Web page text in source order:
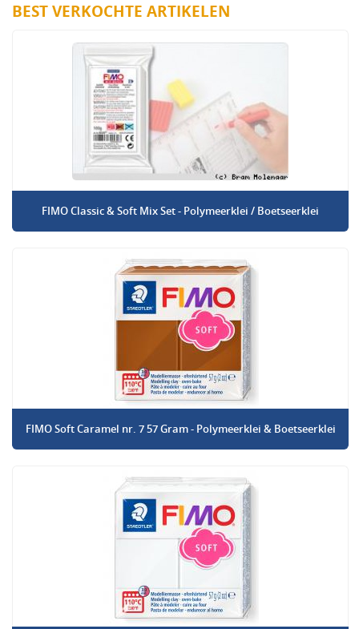
BEST VERKOCHTE ARTIKELEN
FIMO Classic & Soft Mix Set - Polymeerklei / Boetseerklei
FIMO Soft Caramel nr. 7 57 Gram - Polymeerklei & Boetseerklei